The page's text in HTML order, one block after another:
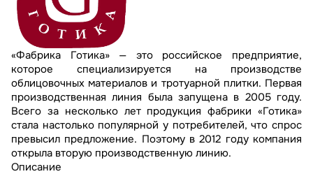
«Фабрика Готика» — это российское предприятие,
которое специализируется на производстве
облицовочных материалов и тротуарной плитки. Первая
производственная линия была запущена в 2005 году.
Всего за несколько лет продукция фабрики «Готика»
стала настолько популярной у потребителей, что спрос
превысил предложение. Поэтому в 2012 году компания
открыла вторую производственную линию.
Описание